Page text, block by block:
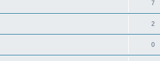
7
2
0